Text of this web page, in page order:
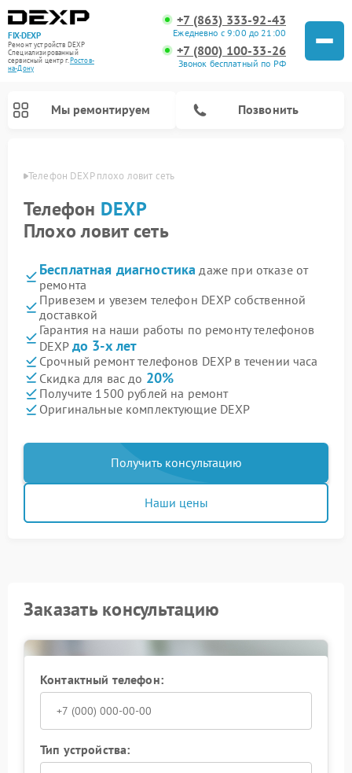
FIX-DEXP
Ремонт устройств DEXP
Специализированный
cервисный центр г.Ростов-
на-Дону
+7 (863) 333-92-43
Ежедневно с 9:00 до 21:00
+7 (800) 100-33-26
Звонок бесплатный по РФ
Мы ремонтируем Позвонить
Телефон DEXP плохо ловит сеть
Телефон DEXP
Плохо ловит сеть
Бесплатная диагностика даже при отказе от
ремонта
Привезем и увезем телефон DEXP собственной
доставкой
Гарантия на наши работы по ремонту телефонов
DEXP до 3-х лет
Срочный ремонт телефонов DEXP в течении часа
Скидка для вас до 20%
Получите 1500 рублей на ремонт
Оригинальные комплектующие DEXP
Получить консультацию
Наши цены
Заказать консультацию
Контактный телефон:
Тип устройства: